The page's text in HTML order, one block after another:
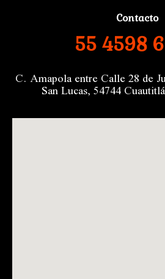
Contacto
55 4598
C. Amapola entre Calle 28 de
San Lucas, 54744